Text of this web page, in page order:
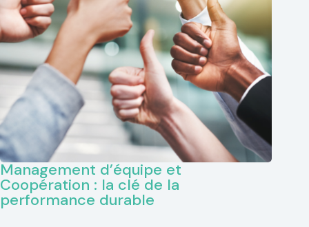
Management d’équipe et
Coopération : la clé de la
performance durable